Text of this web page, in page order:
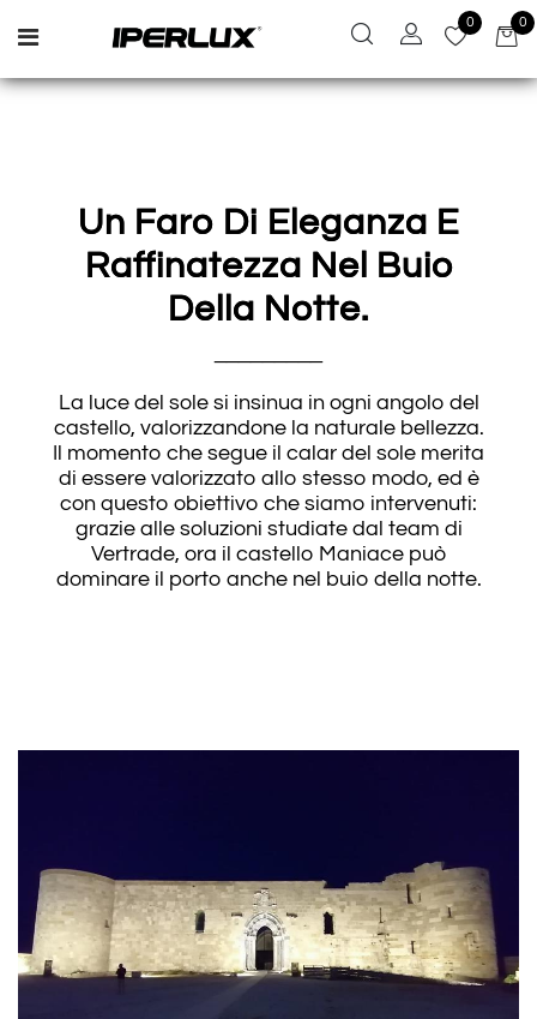
Open menu
0 0
Un Faro Di Eleganza E
Raffinatezza Nel Buio
Della Notte.
La luce del sole si insinua in ogni angolo del
castello, valorizzandone la naturale bellezza.
Il momento che segue il calar del sole merita
di essere valorizzato allo stesso modo, ed è
con questo obiettivo che siamo intervenuti:
grazie alle soluzioni studiate dal team di
Vertrade, ora il castello Maniace può
dominare il porto anche nel buio della notte.